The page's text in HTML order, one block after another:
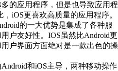
的应用程序，但是也导致应用程
iOS更喜欢高质量的应用程序。
的一大优势是集成了各种服
户友好性。IOS虽然比Android更
户界面方面绝对是一款出色的操
和iOS主导，两种移动操作